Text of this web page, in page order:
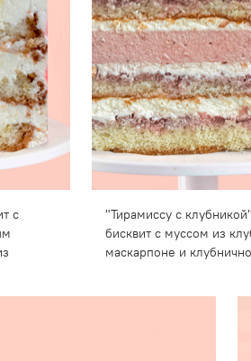
с
"Тирамиссу с
бисквит с муссом из
маскарпоне и